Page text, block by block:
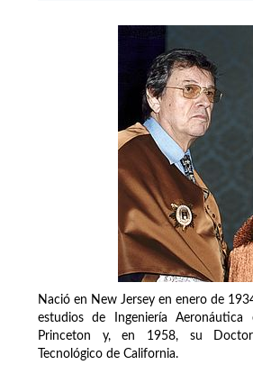
Nació en New Jersey en enero de
estudios de Ingeniería
Princeton y, en 1958, su
Tecnológico de California.